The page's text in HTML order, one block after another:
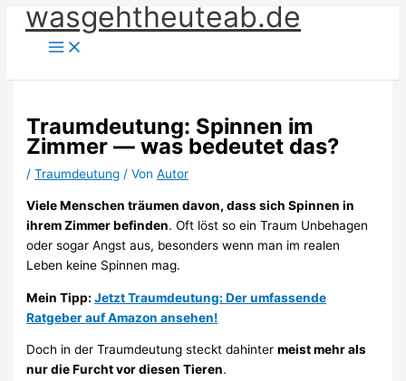
Zum
Inhalt
springen
wasgehtheuteab.de
Traumdeutung: Spinnen im
Zimmer — was bedeutet das?
/Traumdeutung / VonAutor
Viele Menschen träumen davon, dass sich Spinnen in
ihrem Zimmer befinden. Oft löst so ein Traum Unbehagen
oder sogar Angst aus, besonders wenn man im realen
Leben keine Spinnen mag.
Mein Tipp:Jetzt Traumdeutung: Der umfassende
Ratgeber auf Amazon ansehen!
Doch in der Traumdeutung steckt dahintermeist mehr als
nur die Furcht vor diesen Tieren.